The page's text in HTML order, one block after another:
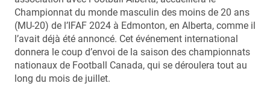
Championnat du monde masculin des moins de 20 ans
(MU-20) de l’IFAF 2024 à Edmonton, en Alberta, comme il
l’avait déjà été annoncé. Cet événement international
donnera le coup d’envoi de la saison des championnats
nationaux de Football Canada, qui se déroulera tout au
long du mois de juillet.